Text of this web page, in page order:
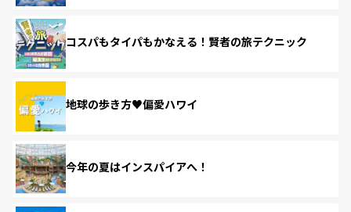
コスパもタイパもかなえる！賢者の旅テクニック
地球の歩き方♥偏愛ハワイ
今年の夏はインスパイアへ！